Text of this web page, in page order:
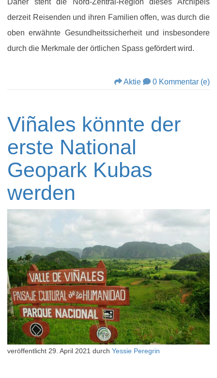
derzeit Reisenden und ihren Familien offen, was durch die
oben erwähnte Gesundheitssicherheit und insbesondere
durch die Merkmale der örtlichen Spass gefördert wird.
Aktie 0 Kommentar (e)
Viñales könnte der
erste National
Geopark Kubas
werden
veröffentlicht 29. April 2021 durch Yessie Peregrin